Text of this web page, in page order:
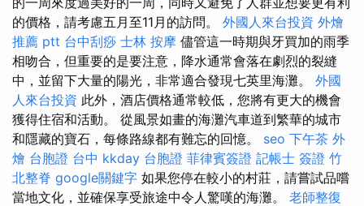
的價格，請考慮五月至11月的訪問。 外國人來台投資 外燴
推薦 ptt 台中刮痧 士林 按摩 儘管這一時期與牙買加的雨季
相吻合，但重要的是要注意，降水通常會落在劇烈的裂縫
中，並留下大量的陽光，非常適合發現七英里海灘。 外國
人來台投資 此外，酒店價格通常較低，您將有更大的機會
獲得住宿和活動。 從風景如畫的海灘汽車道到繁華的城市
和隱藏的寶石，每條路線都有難忘的回憶。 seo 下午茶 外
燴 台胞證 台中 kkday 台胞證 菲律賓簽證 記帳士 簽證 竹
北整脊 google關鍵字 如果您停在較小的村莊，請嘗試品嚐
當地文化，並確保享受旅途中令人驚嘆的海灘。 老師整復